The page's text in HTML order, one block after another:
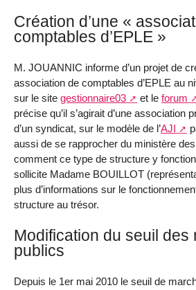
Création d’une «
comptables d’EPLE »
M. JOUANNIC informe d’un projet de
association de comptables d’EPLE au
sur le site gestionnaire03 et le forum
précise qu’il s’agirait d’une association
d’un syndicat, sur le modèle de l’AJI
aussi de se rapprocher du ministère
comment ce type de structure y
sollicite Madame BOUILLOT
plus d’informations sur le
structure au trésor.
Modification du seuil des
publics
Depuis le 1er mai 2010 le seuil de